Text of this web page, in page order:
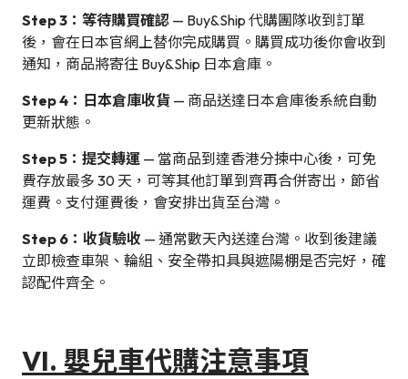
Step 3：等待購買確認 — Buy&Ship 代購團隊收到訂單
後，會在日本官網上替你完成購買。購買成功後你會收到
通知，商品將寄往 Buy&Ship 日本倉庫。
Step 4：日本倉庫收貨 — 商品送達日本倉庫後系統自動
更新狀態。
Step 5：提交轉運 — 當商品到達香港分揀中心後，可免
費存放最多 30 天，可等其他訂單到齊再合併寄出，節省
運費。支付運費後，會安排出貨至台灣。
Step 6：收貨驗收 — 通常數天內送達台灣。收到後建議
立即檢查車架、輪組、安全帶扣具與遮陽棚是否完好，確
認配件齊全。
VI. 嬰兒車代購注意事項